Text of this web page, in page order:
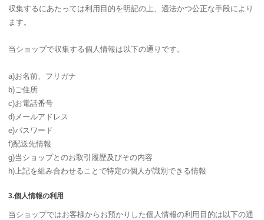
収集するにあたっては利用目的を明記の上、適法かつ公正な手段により
ます。
当ショップで収集する個人情報は以下の通りです。
a)お名前、フリガナ
b)ご住所
c)お電話番号
d)メールアドレス
e)パスワード
f)配送先情報
g)当ショップとのお取引履歴及びその内容
h)上記を組み合わせることで特定の個人が識別できる情報
3.個人情報の利用
当ショップではお客様からお預かりした個人情報の利用目的は以下の通